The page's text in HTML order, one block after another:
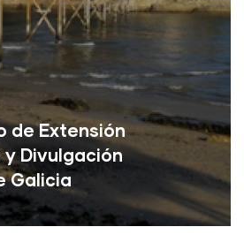
de Extensión
Divulgación
Galicia